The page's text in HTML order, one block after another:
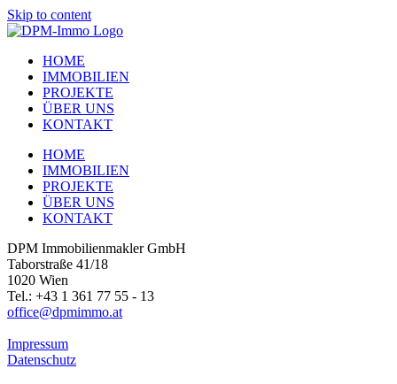
Skip to content
HOME
IMMOBILIEN
PROJEKTE
ÜBER UNS
KONTAKT
HOME
IMMOBILIEN
PROJEKTE
ÜBER UNS
KONTAKT
DPM Immobilienmakler GmbH
Taborstraße 41/18
1020 Wien
Tel.: +43 1 361 77 55 - 13
office@dpmimmo.at
Impressum
Datenschutz